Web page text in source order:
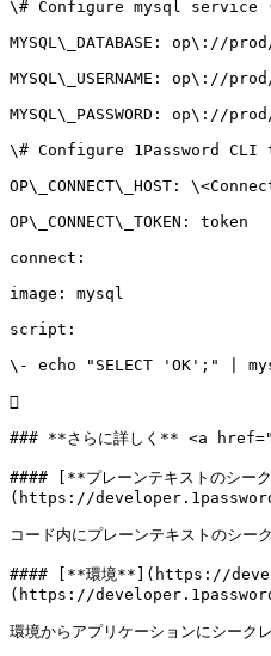
\# Configure mysql service
MYSQL\_DATABASE: op\://
MYSQL\_USERNAME: op\://
MYSQL\_PASSWORD: op\://
\# Configure 1Password CLI
OP\_CONNECT\_HOST:
OP\_CONNECT\_TOKEN: token
connect:
image: mysql
script:
\- echo "SELECT 'OK';" | mysql

### **さらに詳しく** <a
#### [**プレーンテキストの
(https://
コード内にプレーンテキストのシー
#### [**環境**](https://
(https://
環境からアプリケーションにシーク